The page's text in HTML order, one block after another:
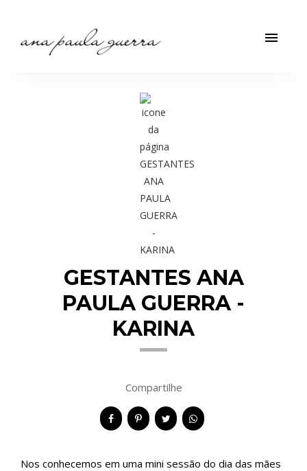
menu
GESTANTES ANA
PAULA GUERRA -
KARINA
Compartilhe
Nos conhecemos em uma mini sessão do dia das mães